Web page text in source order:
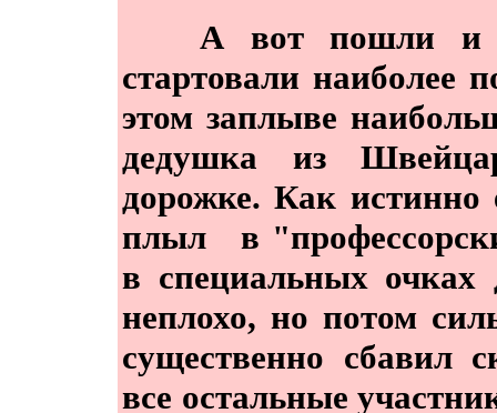
А вот пошли и
стартовали
этом заплыве
дедушка из
дорожке. Как истинно
плыл в
в специальных очках
неплохо, но потом
существенно сбавил
все остальные